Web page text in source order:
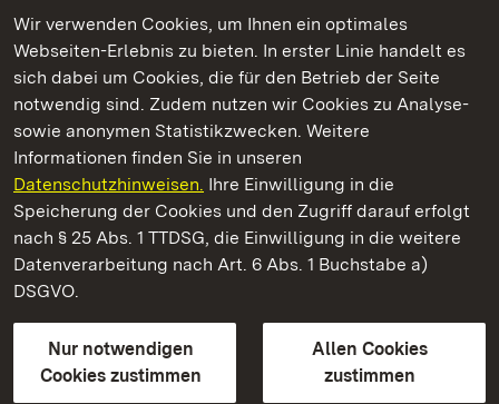
Wir verwenden Cookies, um Ihnen ein optimales
Webseiten-Erlebnis zu bieten. In erster Linie handelt es
sich dabei um Cookies, die für den Betrieb der Seite
notwendig sind. Zudem nutzen wir Cookies zu Analyse-
sowie anonymen Statistikzwecken. Weitere
Informationen finden Sie in unseren
Datenschutzhinweisen. Ihre Einwilligung in die
Speicherung der Cookies und den Zugriff darauf erfolgt
nach § 25 Abs. 1 TTDSG, die Einwilligung in die weitere
Datenverarbeitung nach Art. 6 Abs. 1 Buchstabe a)
DSGVO.
Nur notwendigen
Cookies zustimmen
Allen Cookies
zustimmen
Kommen. Staunen. Genießen.
Burg Wäscherschloss
Staatliche Schlösser und Gärten Baden-Württemberg
Kontakt
GebärdenspracheLeichte Sprache
Erklärung zur Barrierefreiheit
BITV-konform (geprüfte Seiten)